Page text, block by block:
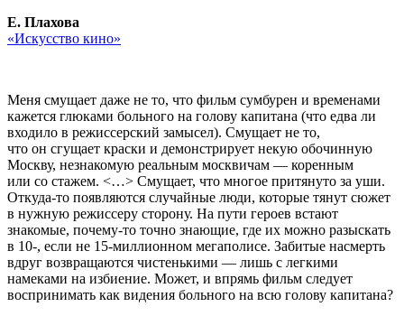
Е. Плахова
«Искусство кино»
Меня смущает даже не то, что фильм сумбурен и временами
кажется глюками больного на голову капитана (что едва ли
входило в режиссерский замысел). Смущает не то,
что он сгущает краски и демонстрирует некую обочинную
Москву, незнакомую реальным москвичам — коренным
или со стажем. <…> Смущает, что многое притянуто за уши.
Откуда-то появляются случайные люди, которые тянут сюжет
в нужную режиссеру сторону. На пути героев встают
знакомые, почему-то точно знающие, где их можно разыскать
в 10-, если не 15-миллионном мегаполисе. Забитые насмерть
вдруг возвращаются чистенькими — лишь с легкими
намеками на избиение. Может, и впрямь фильм следует
воспринимать как видения больного на всю голову капитана?